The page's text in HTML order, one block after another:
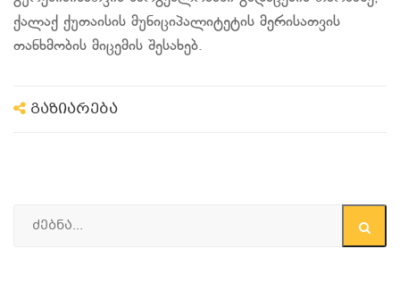
ქალაქ ქუთაისის მუნიციპალიტეტის მერისათვის
თანხმობის მიცემის შესახებ.
გაზიარება